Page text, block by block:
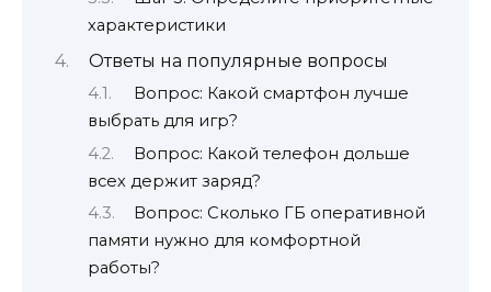
характеристики
Ответы на популярные вопросы
Вопрос: Какой смартфон лучше
выбрать для игр?
Вопрос: Какой телефон дольше
всех держит заряд?
Вопрос: Сколько ГБ оперативной
памяти нужно для комфортной
работы?